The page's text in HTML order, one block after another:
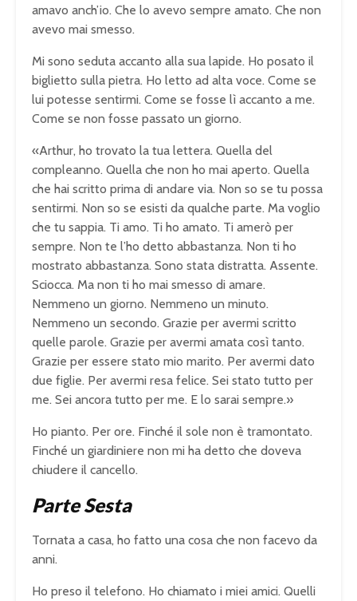
amavo anch’io. Che lo avevo sempre amato. Che non
avevo mai smesso.
Mi sono seduta accanto alla sua lapide. Ho posato il
biglietto sulla pietra. Ho letto ad alta voce. Come se
lui potesse sentirmi. Come se fosse lì accanto a me.
Come se non fosse passato un giorno.
«Arthur, ho trovato la tua lettera. Quella del
compleanno. Quella che non ho mai aperto. Quella
che hai scritto prima di andare via. Non so se tu possa
sentirmi. Non so se esisti da qualche parte. Ma voglio
che tu sappia. Ti amo. Ti ho amato. Ti amerò per
sempre. Non te l’ho detto abbastanza. Non ti ho
mostrato abbastanza. Sono stata distratta. Assente.
Sciocca. Ma non ti ho mai smesso di amare.
Nemmeno un giorno. Nemmeno un minuto.
Nemmeno un secondo. Grazie per avermi scritto
quelle parole. Grazie per avermi amata così tanto.
Grazie per essere stato mio marito. Per avermi dato
due figlie. Per avermi resa felice. Sei stato tutto per
me. Sei ancora tutto per me. E lo sarai sempre.»
Ho pianto. Per ore. Finché il sole non è tramontato.
Finché un giardiniere non mi ha detto che doveva
chiudere il cancello.
Parte Sesta
Tornata a casa, ho fatto una cosa che non facevo da
anni.
Ho preso il telefono. Ho chiamato i miei amici. Quelli